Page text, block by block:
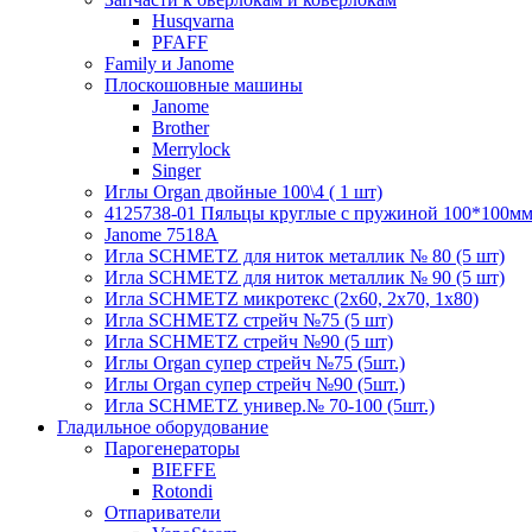
Husqvarna
PFAFF
Family и Janome
Плоскошовные машины
Janome
Brother
Merrylock
Singer
Иглы Organ двойные 100\4 ( 1 шт)
4125738-01 Пяльцы круглые с пружиной
Janome 7518A
Игла SCHMETZ для ниток металлик № 80 (5 шт)
Игла SCHMETZ для ниток металлик № 90 (5 шт)
Игла SCHMETZ микротекс (2х60, 2х70, 1х80)
Игла SCHMETZ стрейч №75 (5 шт)
Игла SCHMETZ стрейч №90 (5 шт)
Иглы Organ супер стрейч №75 (5шт.)
Иглы Organ супер стрейч №90 (5шт.)
Игла SCHMETZ универ.№ 70-100 (5шт.)
Гладильное оборудование
Парогенераторы
BIEFFE
Rotondi
Отпариватели